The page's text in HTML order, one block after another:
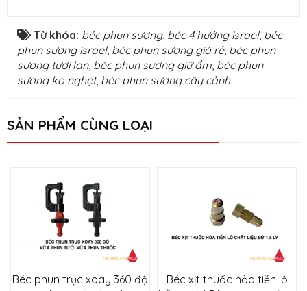
Từ khóa: béc phun sương, béc 4 hướng israel, béc
phun sương israel, béc phun sương giá rẻ, béc phun
sương tưới lan, béc phun sương giữ ẩm, béc phun
sương ko nghẹt, béc phun sương cây cảnh
SẢN PHẨM CÙNG LOẠI
Béc phun trục xoay 360 độ
Béc xịt thuốc hỏa tiễn lổ